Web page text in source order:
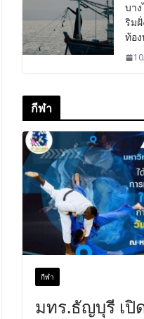
บา
ริม
ท้อง
กีฬา
กีฬา
มทร.ธัญบุรี เปิ